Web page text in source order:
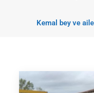
Kemal bey ve